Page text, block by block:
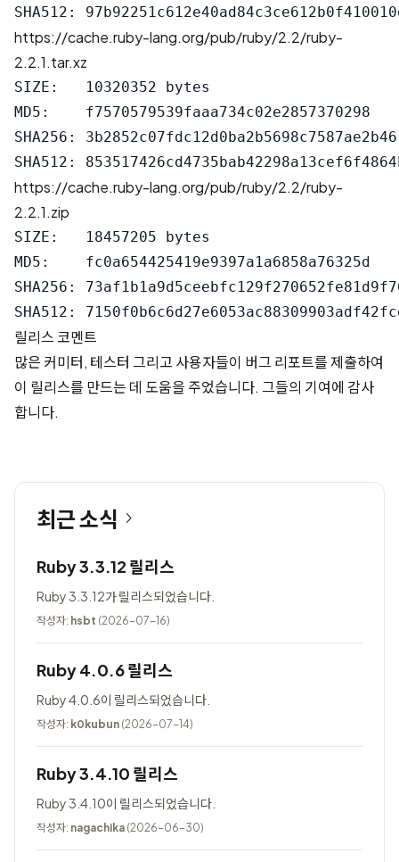
https://cache.ruby-lang.org/pub/ruby/2.2/ruby-
2.2.1.tar.xz
SIZE:   10320352 bytes
MD5:    f7570579539faaa734c02e2857370298
SHA256:
https://cache.ruby-lang.org/pub/ruby/2.2/ruby-
2.2.1.zip
SIZE:   18457205 bytes
MD5:    fc0a654425419e9397a1a6858a76325d
SHA256:
릴리스 코멘트
많은 커미터, 테스터 그리고 사용자들이 버그 리포트를 제출하여
이 릴리스를 만드는 데 도움을 주었습니다. 그들의 기여에 감사
합니다.
최근 소식
Ruby 3.3.12 릴리스
Ruby 3.3.12가 릴리스되었습니다.
작성자: hsbt (2026-07-16)
Ruby 4.0.6 릴리스
Ruby 4.0.6이 릴리스되었습니다.
작성자: k0kubun (2026-07-14)
Ruby 3.4.10 릴리스
Ruby 3.4.10이 릴리스되었습니다.
작성자: nagachika (2026-06-30)